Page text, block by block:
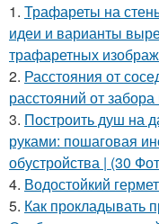
1. Трафареты на
идеи и варианты
трафаретных
2. Расстояния от
расстояний от
3. Построить душ на
руками: пошаговая
обустройства | (30
4. Водостойкий
5. Как прокладывать